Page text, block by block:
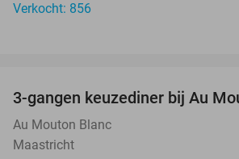
Verkocht: 856
3-gangen keuzediner bij Au
Au Mouton Blanc
Maastricht